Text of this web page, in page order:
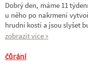
Dobrý den, máme 11
u něho po nakrmení
hrudní kostí a jsou slyšet
zobrazit více »
čůrání